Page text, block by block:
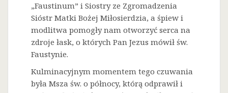
„Faustinum” i Siostry ze Zgromadzenia
Sióstr Matki Bożej Miłosierdzia, a śpiew i
modlitwa pomogły nam otworzyć serca na
zdroje łask, o których Pan Jezus mówił św.
Faustynie.
Kulminacyjnym momentem tego czuwania
była Msza św. o północy, którą odprawił i